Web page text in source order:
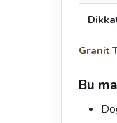
Granit
Bu